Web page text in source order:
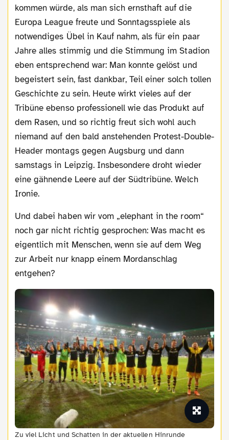
kommen würde, als man sich ernsthaft auf die
Europa League freute und Sonntagsspiele als
notwendiges Übel in Kauf nahm, als für ein paar
Jahre alles stimmig und die Stimmung im Stadion
eben entsprechend war: Man konnte gelöst und
begeistert sein, fast dankbar, Teil einer solch tollen
Geschichte zu sein. Heute wirkt vieles auf der
Tribüne ebenso professionell wie das Produkt auf
dem Rasen, und so richtig freut sich wohl auch
niemand auf den bald anstehenden Protest-Double-
Header montags gegen Augsburg und dann
samstags in Leipzig. Insbesondere droht wieder
eine gähnende Leere auf der Südtribüne. Welch
Ironie.
Und dabei haben wir vom „elephant in the room“
noch gar nicht richtig gesprochen: Was macht es
eigentlich mit Menschen, wenn sie auf dem Weg
zur Arbeit nur knapp einem Mordanschlag
entgehen?
Zu viel Licht und Schatten in der aktuellen Hinrunde